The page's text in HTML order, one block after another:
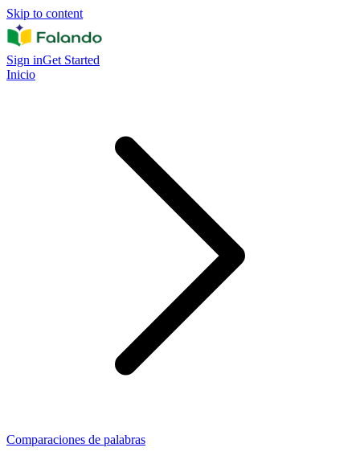
Skip to content
Sign inGet Started
Inicio
Comparaciones de palabras